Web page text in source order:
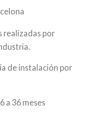
realizadas por
de instalación por
a 36 meses